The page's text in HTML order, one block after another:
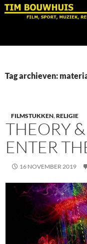
Ga
Tag archieven:
FILMSTUKKEN,RELIGIE
THEORY
ENTER
16 NOVEMBER 2019